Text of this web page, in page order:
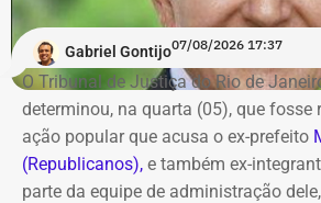
Gabriel Gontijo07/08/2026 17:37
O Tribunal de Justiça do Rio de
determinou, na quarta (05), que fosse
ação popular que acusa o ex-prefeito
(Republicanos), e também ex-
parte da equipe de administração